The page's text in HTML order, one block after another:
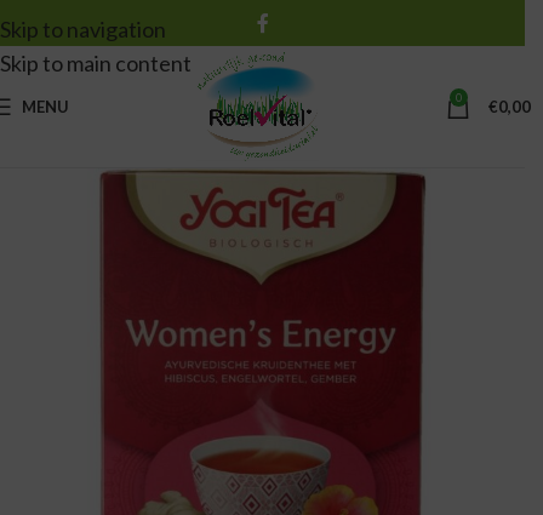
Skip to navigation
Skip to main content
MENU 0 €0,00